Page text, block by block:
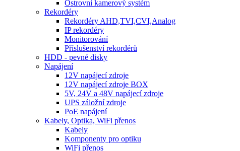
Ostrovní kamerový systém
Rekordéry
Rekordéry AHD,TVI,CVI,Analog
IP rekordéry
Monitorování
Příslušenství rekordérů
HDD - pevné disky
Napájení
12V napájecí zdroje
12V napájecí zdroje BOX
5V, 24V a 48V napájecí zdroje
UPS záložní zdroje
PoE napájení
Kabely, Optika, WiFi přenos
Kabely
Komponenty pro optiku
WiFi přenos